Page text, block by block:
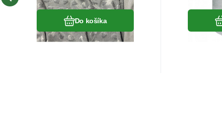
Do košíka